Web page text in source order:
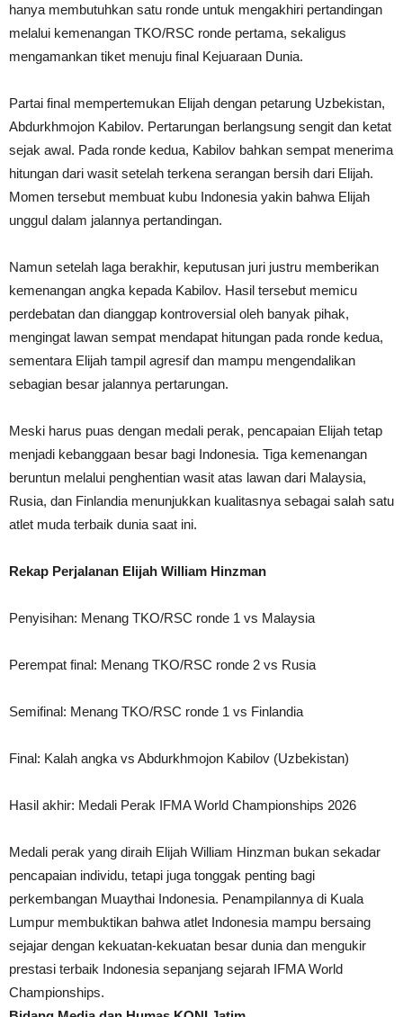
hanya membutuhkan satu ronde untuk mengakhiri pertandingan
melalui kemenangan TKO/RSC ronde pertama, sekaligus
mengamankan tiket menuju final Kejuaraan Dunia.
Partai final mempertemukan Elijah dengan petarung Uzbekistan,
Abdurkhmojon Kabilov. Pertarungan berlangsung sengit dan ketat
sejak awal. Pada ronde kedua, Kabilov bahkan sempat menerima
hitungan dari wasit setelah terkena serangan bersih dari Elijah.
Momen tersebut membuat kubu Indonesia yakin bahwa Elijah
unggul dalam jalannya pertandingan.
Namun setelah laga berakhir, keputusan juri justru memberikan
kemenangan angka kepada Kabilov. Hasil tersebut memicu
perdebatan dan dianggap kontroversial oleh banyak pihak,
mengingat lawan sempat mendapat hitungan pada ronde kedua,
sementara Elijah tampil agresif dan mampu mengendalikan
sebagian besar jalannya pertarungan.
Meski harus puas dengan medali perak, pencapaian Elijah tetap
menjadi kebanggaan besar bagi Indonesia. Tiga kemenangan
beruntun melalui penghentian wasit atas lawan dari Malaysia,
Rusia, dan Finlandia menunjukkan kualitasnya sebagai salah satu
atlet muda terbaik dunia saat ini.
Rekap Perjalanan Elijah William Hinzman
Penyisihan: Menang TKO/RSC ronde 1 vs Malaysia
Perempat final: Menang TKO/RSC ronde 2 vs Rusia
Semifinal: Menang TKO/RSC ronde 1 vs Finlandia
Final: Kalah angka vs Abdurkhmojon Kabilov (Uzbekistan)
Hasil akhir: Medali Perak IFMA World Championships 2026
Medali perak yang diraih Elijah William Hinzman bukan sekadar
pencapaian individu, tetapi juga tonggak penting bagi
perkembangan Muaythai Indonesia. Penampilannya di Kuala
Lumpur membuktikan bahwa atlet Indonesia mampu bersaing
sejajar dengan kekuatan-kekuatan besar dunia dan mengukir
prestasi terbaik Indonesia sepanjang sejarah IFMA World
Championships.